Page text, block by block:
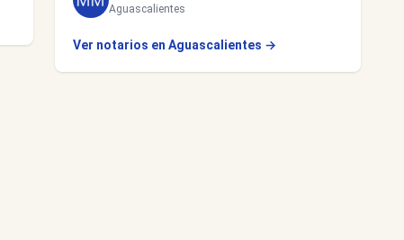
Aguascalientes
Ver notarios en Aguascalientes →